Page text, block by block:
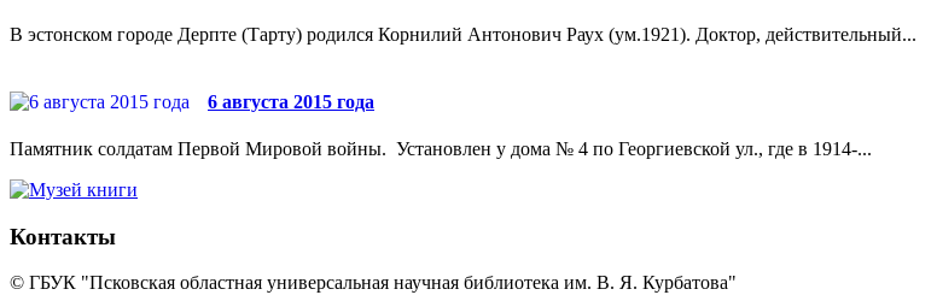
В эстонском городе Дерпте (Тарту) родился Корнилий Антонович Раух (ум.1921). Доктор, действительный...
6 августа 2015 года
Памятник солдатам Первой Мировой войны. Установлен у дома № 4 по Георгиевской ул., где в 1914-...
Контакты
© ГБУК "Псковская областная универсальная научная библиотека им. В. Я. Курбатова"